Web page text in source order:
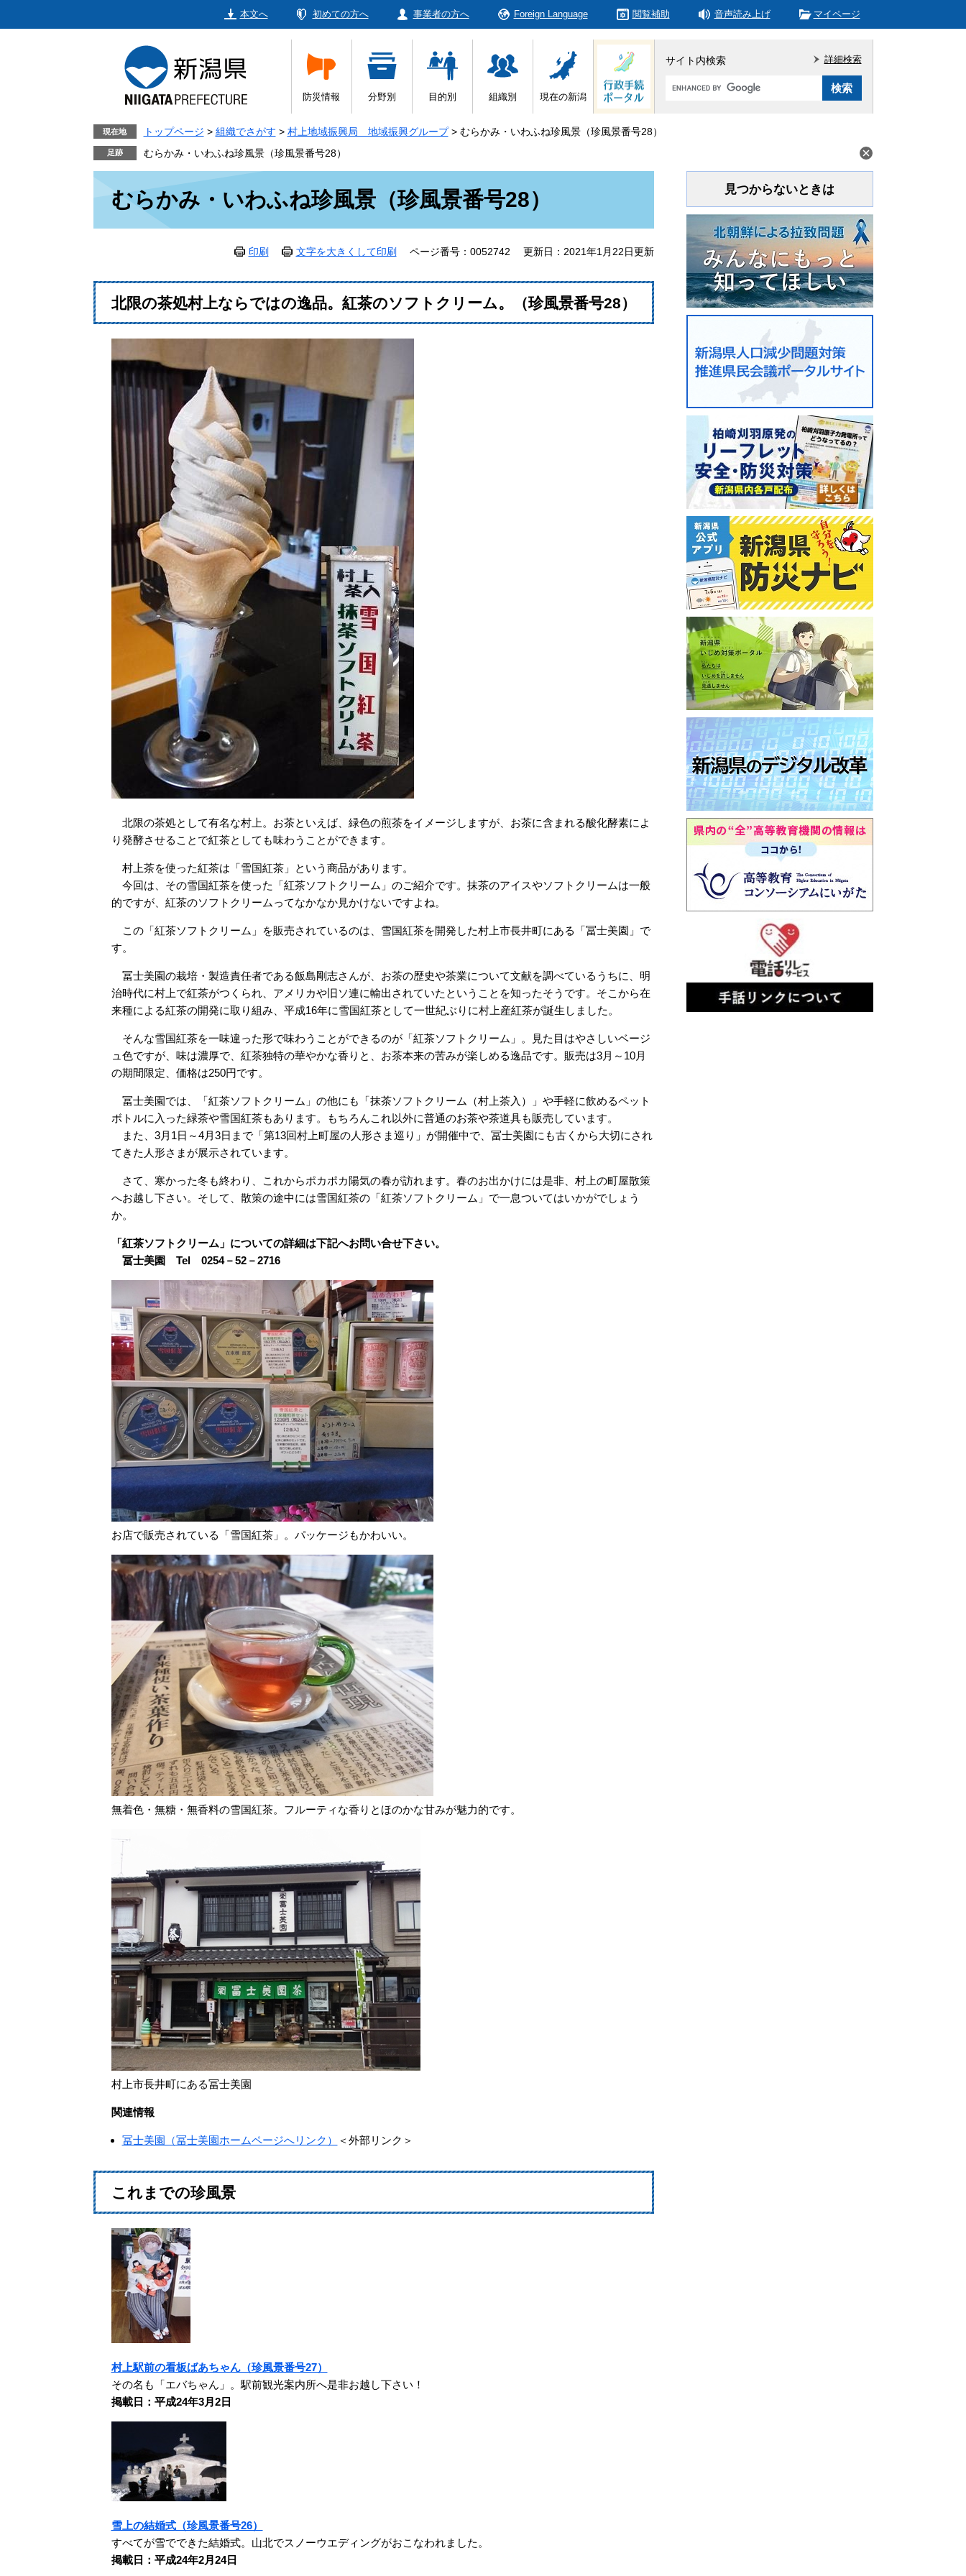
本文へ 初めての方へ 事業者の方へ Foreign Language 閲覧補助 音声読み上げ マイページ
防災情報 分野別 目的別 組織別 現在の新潟
サイト内検索
Google
詳細検索
現在地 トップページ > 組織でさがす > 村上地域振興局 地域振興グループ > むらかみ・いわふね珍風景（珍風景番号28）
むらかみ・いわふね珍風景（珍風景番号28）
むらかみ・いわふね珍風景（珍風景番号28）
印刷 文字を大きくして印刷 ページ番号：0052742 更新日：2021年1月22日更新
北限の茶処村上ならではの逸品。紅茶のソフトクリーム。（珍風景番号28）
北限の茶処として有名な村上。お茶といえば、緑色の煎茶をイメージしますが、お茶に含まれる酸化酵素によ
り発酵させることで紅茶としても味わうことができます。
村上茶を使った紅茶は「雪国紅茶」という商品があります。
今回は、その雪国紅茶を使った「紅茶ソフトクリーム」のご紹介です。抹茶のアイスやソフトクリームは一般
的ですが、紅茶のソフトクリームってなかなか見かけないですよね。
この「紅茶ソフトクリーム」を販売されているのは、雪国紅茶を開発した村上市長井町にある「冨士美園」で
す。
冨士美園の栽培・製造責任者である飯島剛志さんが、お茶の歴史や茶業について文献を調べているうちに、明
治時代に村上で紅茶がつくられ、アメリカや旧ソ連に輸出されていたということを知ったそうです。そこから在
来種による紅茶の開発に取り組み、平成16年に雪国紅茶として一世紀ぶりに村上産紅茶が誕生しました。
そんな雪国紅茶を一味違った形で味わうことができるのが「紅茶ソフトクリーム」。見た目はやさしいベージ
ュ色ですが、味は濃厚で、紅茶独特の華やかな香りと、お茶本来の苦みが楽しめる逸品です。販売は3月～10月
の期間限定、価格は250円です。
冨士美園では、「紅茶ソフトクリーム」の他にも「抹茶ソフトクリーム（村上茶入）」や手軽に飲めるペット
ボトルに入った緑茶や雪国紅茶もあります。もちろんこれ以外に普通のお茶や茶道具も販売しています。
また、3月1日～4月3日まで「第13回村上町屋の人形さま巡り」が開催中で、冨士美園にも古くから大切にされ
てきた人形さまが展示されています。
さて、寒かった冬も終わり、これからポカポカ陽気の春が訪れます。春のお出かけには是非、村上の町屋散策
へお越し下さい。そして、散策の途中には雪国紅茶の「紅茶ソフトクリーム」で一息ついてはいかがでしょう
か。
「紅茶ソフトクリーム」についての詳細は下記へお問い合せ下さい。
冨士美園 Tel 0254－52－2716
お店で販売されている「雪国紅茶」。パッケージもかわいい。
無着色・無糖・無香料の雪国紅茶。フルーティな香りとほのかな甘みが魅力的です。
村上市長井町にある冨士美園
関連情報
冨士美園（冨士美園ホームページへリンク） ＜外部リンク＞
これまでの珍風景
村上駅前の看板ばあちゃん（珍風景番号27）
その名も「エバちゃん」。駅前観光案内所へ是非お越し下さい！
掲載日：平成24年3月2日
雪上の結婚式（珍風景番号26）
すべてが雪でできた結婚式。山北でスノーウエディングがおこなわれました。
掲載日：平成24年2月24日
見つからないときは